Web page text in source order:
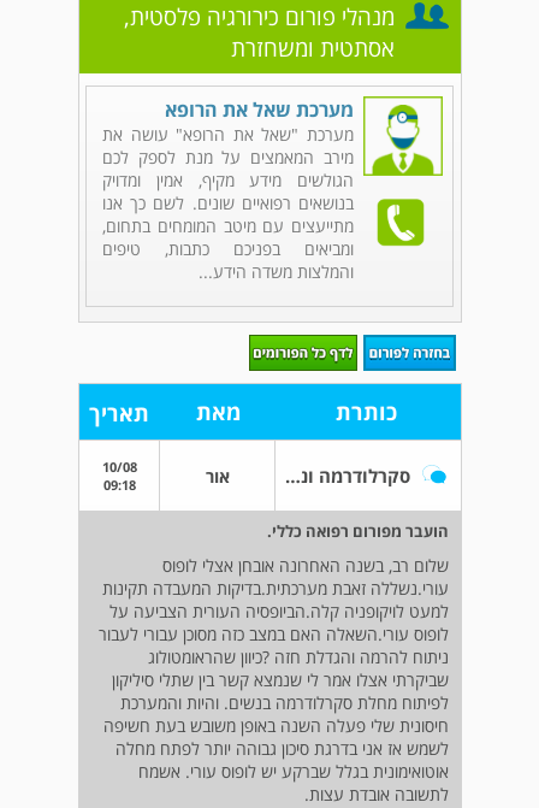
מנהלי פורום כירורגיה פלסטית,
אסתטית ומשחזרת
מערכת שאל את הרופא
מערכת "שאל את הרופא" עושה את
מירב המאמצים על מנת לספק לכם
הגולשים מידע מקיף, אמין ומדויק
בנושאים רפואיים שונים. לשם כך אנו
מתייעצים עם מיטב המומחים בתחום,
ומביאים בפניכם כתבות, טיפים
והמלצות משדה הידע...
כותרת מאת תאריך
סקרלודרמה וניתוח אסטתי אור
10/08
09:18
הועבר מפורום רפואה כללי.
שלום רב, בשנה האחרונה אובחן אצלי לופוס
עורי.נשללה זאבת מערכתית.בדיקות המעבדה תקינות
למעט לויקופניה קלה.הביופסיה העורית הצביעה על
לופוס עורי.השאלה האם במצב כזה מסוכן עבורי לעבור
ניתוח להרמה והגדלת חזה ?כיוון שהראומטולוג
שביקרתי אצלו אמר לי שנמצא קשר בין שתלי סיליקון
לפיתוח מחלת סקרלודרמה בנשים. והיות והמערכת
חיסונית שלי פעלה השנה באופן משובש בעת חשיפה
לשמש אז אני בדרגת סיכון גבוהה יותר לפתח מחלה
אוטואימונית בגלל שברקע יש לופוס עורי. אשמח
לתשובה אובדת עצות.